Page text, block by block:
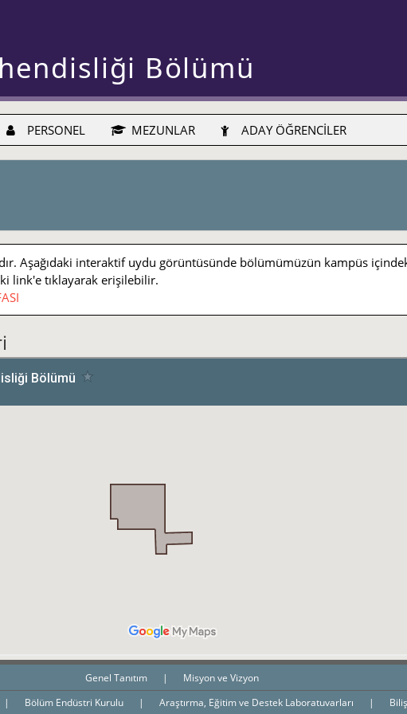
Bölümü
PERSONEL MEZUNLAR ADAY ÖĞRENCİLER
Aşağıdaki interaktif uydu görüntüsünde bölümümüzün kampüs
link'e tıklayarak erişilebilir.
Genel Tanıtım |
Misyon ve Vizyon
| Bölüm Endüstri Kurulu | Araştırma, Eğitim ve Destek Laboratuvarları |